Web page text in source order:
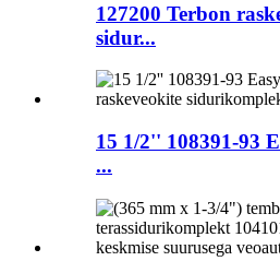
127200 Terbon
sidur...
15 1/2'' 108391-93
...